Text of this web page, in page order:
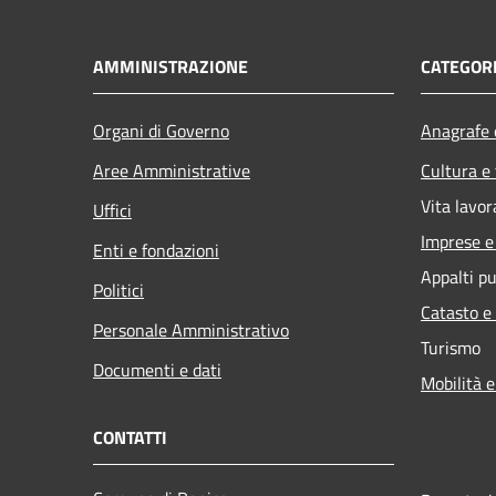
AMMINISTRAZIONE
Organi di Governo
Aree Amministrative
Uffici
Enti e fondazioni
Politici
Personale Amministrativo
Documenti e dati
Cultura
Vita
Imprese
Appalti
Catasto
Turismo
Mobilità
CONTATTI